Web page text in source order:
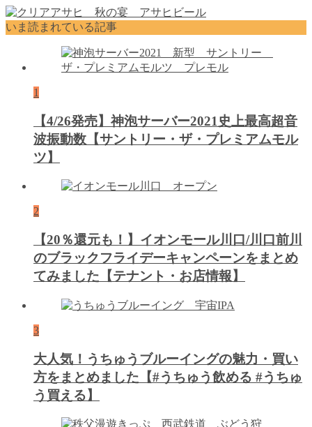
いま読まれている記事
1
【4/26発売】神泡サーバー2021史上最高超音
波振動数【サントリー・ザ・プレミアムモル
ツ】
2
【20％還元も！】イオンモール川口/川口前川
のブラックフライデーキャンペーンをまとめ
てみました【テナント・お店情報】
3
大人気！うちゅうブルーイングの魅力・買い
方をまとめました【#うちゅう飲める #うちゅ
う買える】